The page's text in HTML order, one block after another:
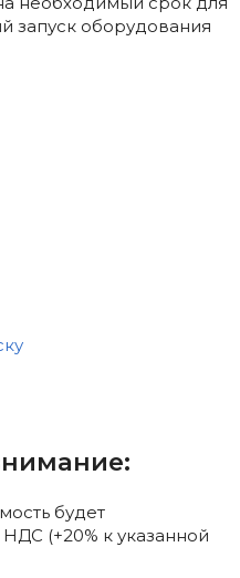
запуск оборудования
будет
(+20% к указанной